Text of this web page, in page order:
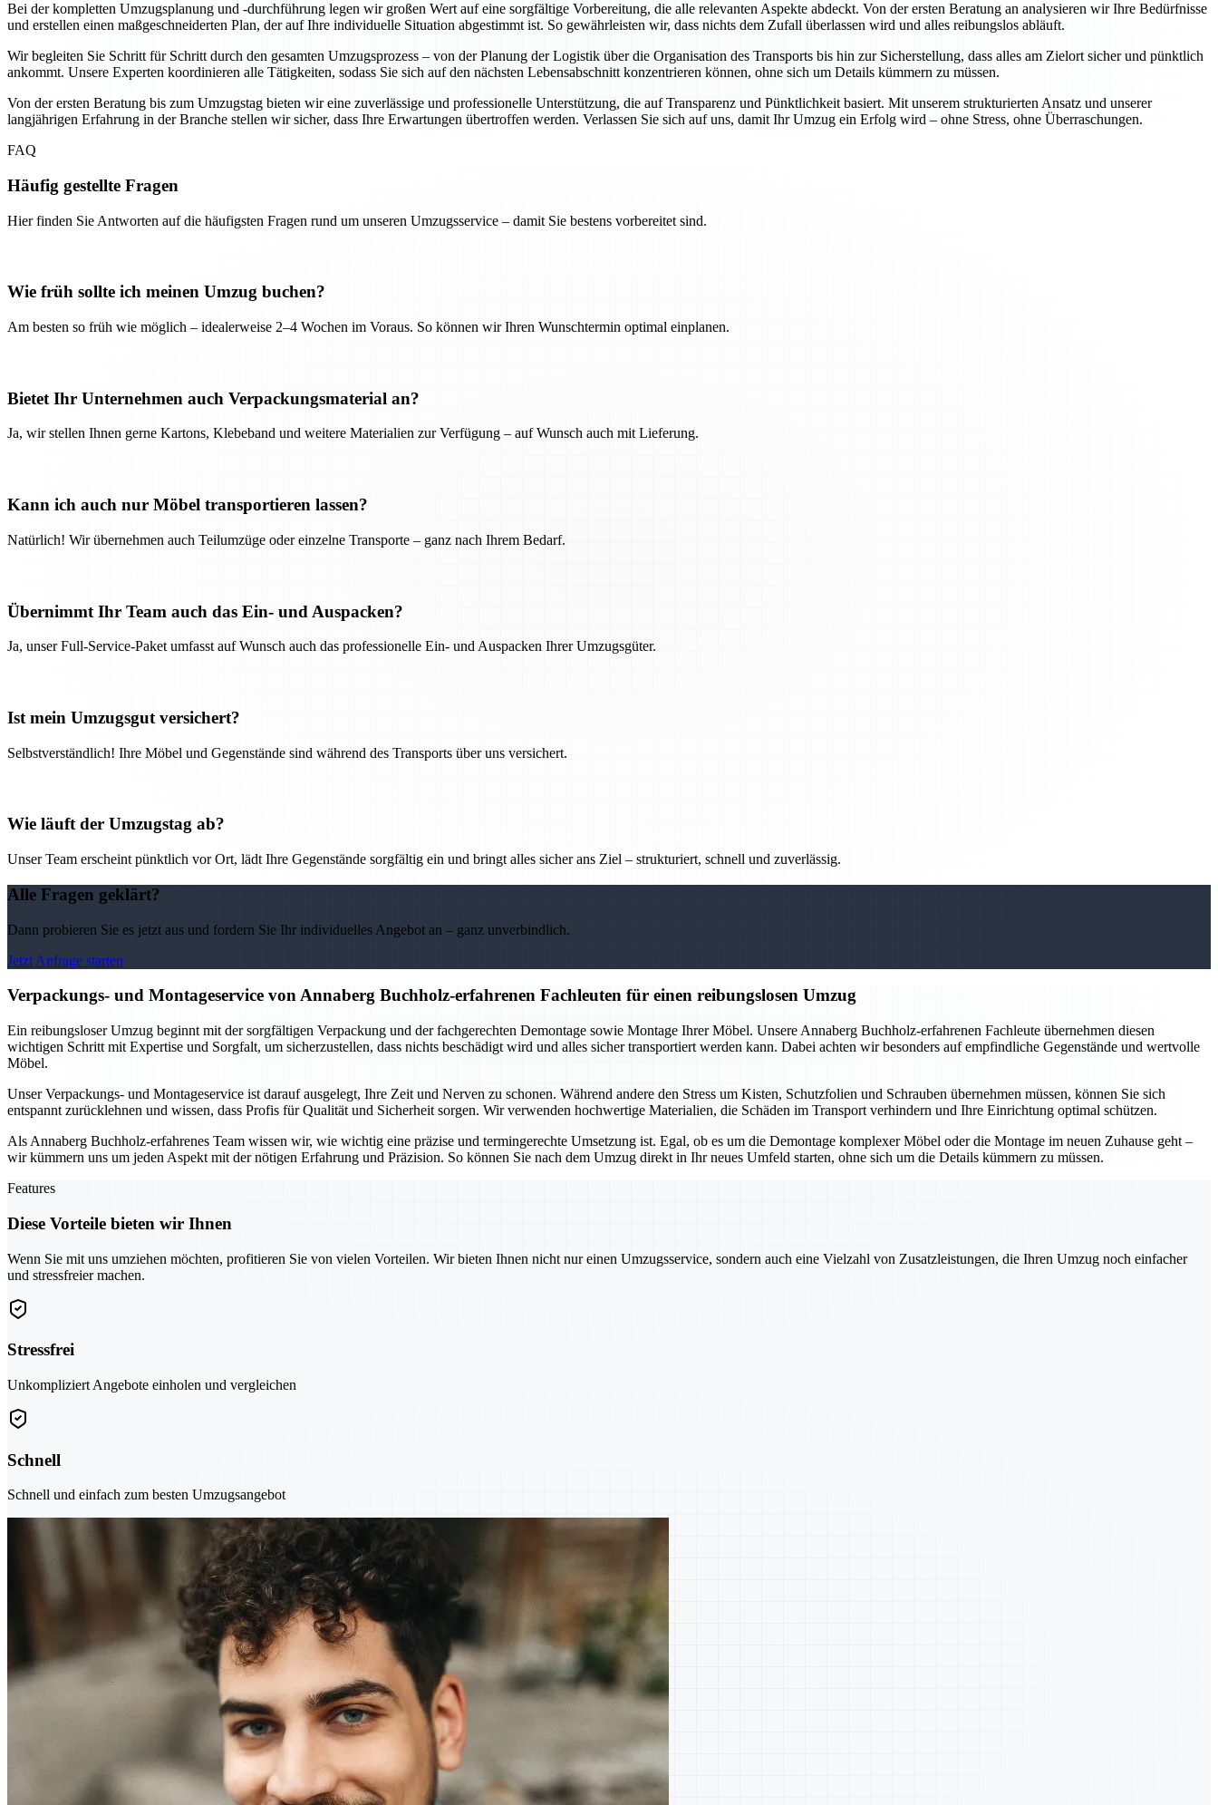
Bei der kompletten Umzugsplanung und -durchführung legen wir großen Wert auf eine sorgfältige Vorbereitung, die alle relevanten Aspekte abdeckt. Von der ersten Beratung an analysieren wir Ihre Bedürfnisse
und erstellen einen maßgeschneiderten Plan, der auf Ihre individuelle Situation abgestimmt ist. So gewährleisten wir, dass nichts dem Zufall überlassen wird und alles reibungslos abläuft.
Wir begleiten Sie Schritt für Schritt durch den gesamten Umzugsprozess – von der Planung der Logistik über die Organisation des Transports bis hin zur Sicherstellung, dass alles am Zielort sicher und pünktlich
ankommt. Unsere Experten koordinieren alle Tätigkeiten, sodass Sie sich auf den nächsten Lebensabschnitt konzentrieren können, ohne sich um Details kümmern zu müssen.
Von der ersten Beratung bis zum Umzugstag bieten wir eine zuverlässige und professionelle Unterstützung, die auf Transparenz und Pünktlichkeit basiert. Mit unserem strukturierten Ansatz und unserer
langjährigen Erfahrung in der Branche stellen wir sicher, dass Ihre Erwartungen übertroffen werden. Verlassen Sie sich auf uns, damit Ihr Umzug ein Erfolg wird – ohne Stress, ohne Überraschungen.
FAQ
Häufig gestellte Fragen
Hier finden Sie Antworten auf die häufigsten Fragen rund um unseren Umzugsservice – damit Sie bestens vorbereitet sind.
Wie früh sollte ich meinen Umzug buchen?
Am besten so früh wie möglich – idealerweise 2–4 Wochen im Voraus. So können wir Ihren Wunschtermin optimal einplanen.
Bietet Ihr Unternehmen auch Verpackungsmaterial an?
Ja, wir stellen Ihnen gerne Kartons, Klebeband und weitere Materialien zur Verfügung – auf Wunsch auch mit Lieferung.
Kann ich auch nur Möbel transportieren lassen?
Natürlich! Wir übernehmen auch Teilumzüge oder einzelne Transporte – ganz nach Ihrem Bedarf.
Übernimmt Ihr Team auch das Ein- und Auspacken?
Ja, unser Full-Service-Paket umfasst auf Wunsch auch das professionelle Ein- und Auspacken Ihrer Umzugsgüter.
Ist mein Umzugsgut versichert?
Selbstverständlich! Ihre Möbel und Gegenstände sind während des Transports über uns versichert.
Wie läuft der Umzugstag ab?
Unser Team erscheint pünktlich vor Ort, lädt Ihre Gegenstände sorgfältig ein und bringt alles sicher ans Ziel – strukturiert, schnell und zuverlässig.
Alle Fragen geklärt?
Dann probieren Sie es jetzt aus und fordern Sie Ihr individuelles Angebot an – ganz unverbindlich.
Jetzt Anfrage starten
Verpackungs- und Montageservice von Annaberg Buchholz-erfahrenen Fachleuten für einen reibungslosen Umzug
Ein reibungsloser Umzug beginnt mit der sorgfältigen Verpackung und der fachgerechten Demontage sowie Montage Ihrer Möbel. Unsere Annaberg Buchholz-erfahrenen Fachleute übernehmen diesen
wichtigen Schritt mit Expertise und Sorgfalt, um sicherzustellen, dass nichts beschädigt wird und alles sicher transportiert werden kann. Dabei achten wir besonders auf empfindliche Gegenstände und wertvolle
Möbel.
Unser Verpackungs- und Montageservice ist darauf ausgelegt, Ihre Zeit und Nerven zu schonen. Während andere den Stress um Kisten, Schutzfolien und Schrauben übernehmen müssen, können Sie sich
entspannt zurücklehnen und wissen, dass Profis für Qualität und Sicherheit sorgen. Wir verwenden hochwertige Materialien, die Schäden im Transport verhindern und Ihre Einrichtung optimal schützen.
Als Annaberg Buchholz-erfahrenes Team wissen wir, wie wichtig eine präzise und termingerechte Umsetzung ist. Egal, ob es um die Demontage komplexer Möbel oder die Montage im neuen Zuhause geht –
wir kümmern uns um jeden Aspekt mit der nötigen Erfahrung und Präzision. So können Sie nach dem Umzug direkt in Ihr neues Umfeld starten, ohne sich um die Details kümmern zu müssen.
Features
Diese Vorteile bieten wir Ihnen
Wenn Sie mit uns umziehen möchten, profitieren Sie von vielen Vorteilen. Wir bieten Ihnen nicht nur einen Umzugsservice, sondern auch eine Vielzahl von Zusatzleistungen, die Ihren Umzug noch einfacher
und stressfreier machen.
Stressfrei
Unkompliziert Angebote einholen und vergleichen
Schnell
Schnell und einfach zum besten Umzugsangebot